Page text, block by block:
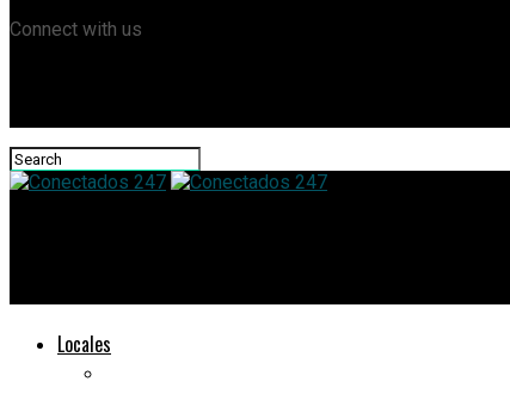
Connect with us
Locales